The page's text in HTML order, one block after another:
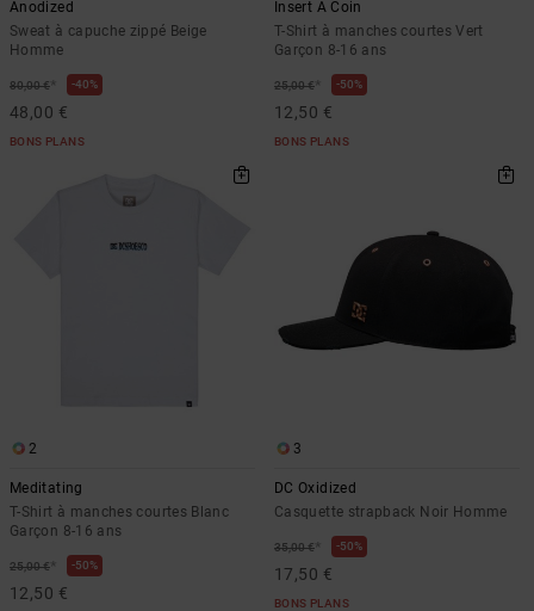
Anodized
Sweat à capuche zippé Beige
Homme
80,00 €* 40%
48,00 €
BONS PLANS
Insert A Coin
T-Shirt à manches courtes Vert
Garçon 8-16 ans
25,00 €* 50%
12,50 €
BONS PLANS
2
Meditating
T-Shirt à manches courtes Blanc
Garçon 8-16 ans
25,00 €* 50%
12,50 €
3
DC Oxidized
Casquette strapback Noir Homme
35,00 €* 50%
17,50 €
BONS PLANS